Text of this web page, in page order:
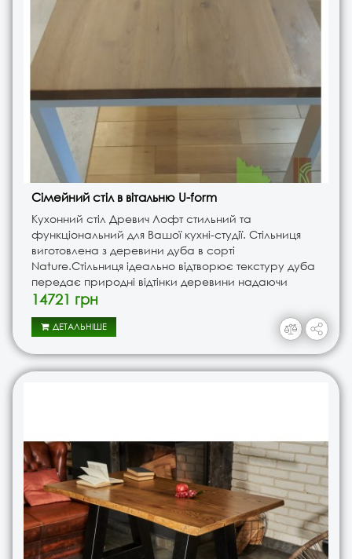
Сімейний стіл в вітальню U-form
Кухонний стіл Древич Лофт стильний та
функціональний для Вашої кухні-студії. Стільниця
виготовлена з деревини дуба в сорті
Nature.Стільниця ідеально відтворює текстуру дуба
передає природні відтінки деревини надаючи
поверхні стільниці додаткової краси. Світлий колір
14721 грн
ДЕТАЛЬНІШЕ